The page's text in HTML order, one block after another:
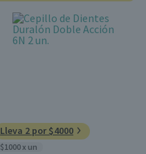
Lleva 2 por $4000
$1000 x un